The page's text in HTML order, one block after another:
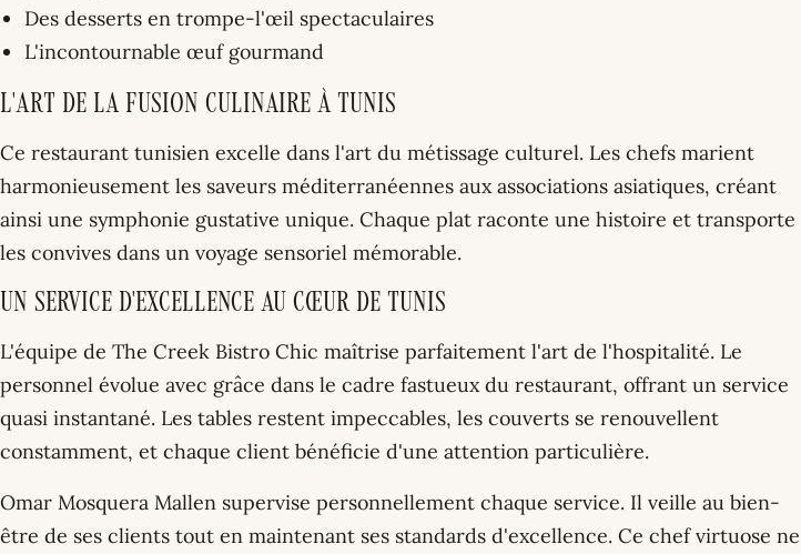
Des desserts en trompe-l'œil spectaculaires
L'incontournable œuf gourmand
L'Art de la Fusion Culinaire à Tunis
Ce restaurant tunisien excelle dans l'art du métissage culturel. Les chefs marient
harmonieusement les saveurs méditerranéennes aux associations asiatiques, créant
ainsi une symphonie gustative unique. Chaque plat raconte une histoire et transporte
les convives dans un voyage sensoriel mémorable.
Un Service d'Excellence au Cœur de Tunis
L'équipe de The Creek Bistro Chic maîtrise parfaitement l'art de l'hospitalité. Le
personnel évolue avec grâce dans le cadre fastueux du restaurant, offrant un service
quasi instantané. Les tables restent impeccables, les couverts se renouvellent
constamment, et chaque client bénéficie d'une attention particulière.
Omar Mosquera Mallen supervise personnellement chaque service. Il veille au bien-
être de ses clients tout en maintenant ses standards d'excellence. Ce chef virtuose ne